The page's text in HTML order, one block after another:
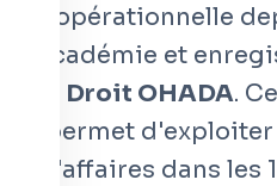
opérationnelle
académie et
Droit OHADA.
permet
d'affaires dans les